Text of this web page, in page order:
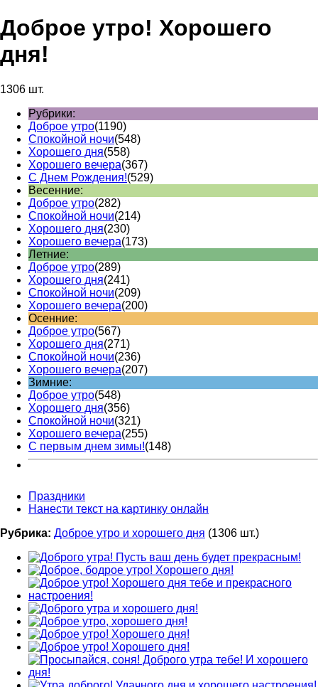
Доброе утро! Хорошего
дня!
1306 шт.
Рубрики:
Доброе утро(1190)
Спокойной ночи(548)
Хорошего дня(558)
Хорошего вечера(367)
С Днем Рождения!(529)
Весенние:
Доброе утро(282)
Спокойной ночи(214)
Хорошего дня(230)
Хорошего вечера(173)
Летние:
Доброе утро(289)
Хорошего дня(241)
Спокойной ночи(209)
Хорошего вечера(200)
Осенние:
Доброе утро(567)
Хорошего дня(271)
Спокойной ночи(236)
Хорошего вечера(207)
Зимние:
Доброе утро(548)
Хорошего дня(356)
Спокойной ночи(321)
Хорошего вечера(255)
С первым днем зимы!(148)
Праздники
Нанести текст на картинку онлайн
Рубрика: Доброе утро и хорошего дня (1306 шт.)